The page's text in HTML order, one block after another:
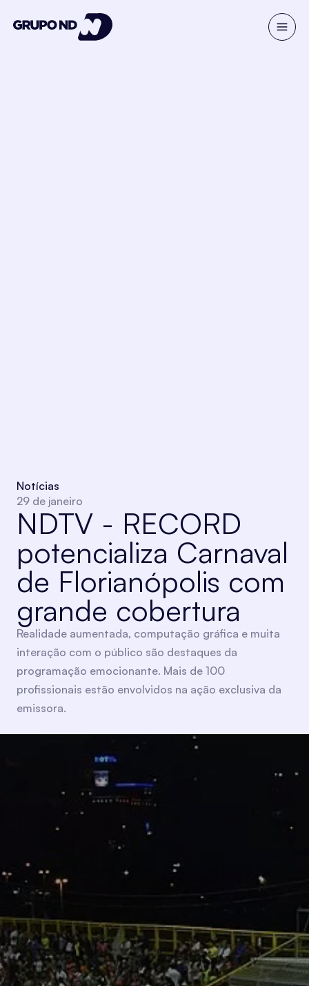
Notícias
29 de janeiro
NDTV - RECORD
potencializa Carnaval
de Florianópolis com
grande cobertura
Realidade aumentada, computação gráfica e muita
interação com o público são destaques da
programação emocionante. Mais de 100
profissionais estão envolvidos na ação exclusiva da
emissora.